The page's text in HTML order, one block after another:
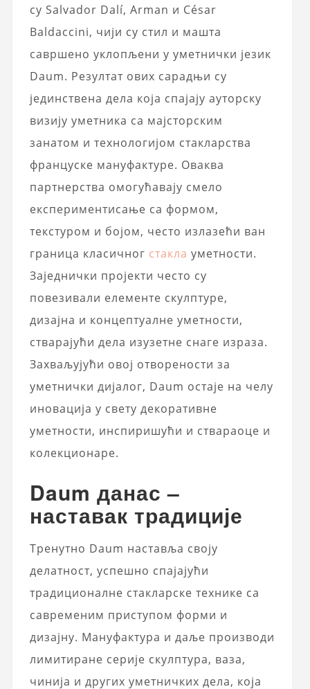
су Salvador Dalí, Arman и César
Baldaccini, чији су стил и машта
савршено уклопљени у уметнички језик
Daum. Резултат ових сарадњи су
јединствена дела која спајају ауторску
визију уметника са мајсторским
занатом и технологијом стакларства
француске мануфактуре. Оваква
партнерства омогућавају смело
експериментисање са формом,
текстуром и бојом, често излазећи ван
граница класичног стакла уметности.
Заједнички пројекти често су
повезивали елементе скулптуре,
дизајна и концептуалне уметности,
стварајући дела изузетне снаге израза.
Захваљујући овој отворености за
уметнички дијалог, Daum остаје на челу
иновација у свету декоративне
уметности, инспиришући и ствараоце и
колекционаре.
Daum данас –
наставак традиције
Тренутно Daum наставља своју
делатност, успешно спајајући
традиционалне стакларске технике са
савременим приступом форми и
дизајну. Мануфактура и даље производи
лимитиране серије скулптура, ваза,
чинија и других уметничких дела, која